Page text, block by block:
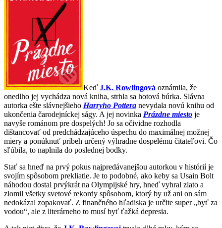
Keď J.K. Rowlingová oznámila, že
onedlho jej vychádza nová kniha, strhla sa hotová búrka. Slávna
autorka ešte slávnejšieho Harryho Pottera nevydala novú knihu od
ukončenia čarodejníckej ságy. A jej novinka Prázdne miesto je
navyše románom pre dospelých! Jo sa očividne rozhodla
dištancovať od predchádzajúceho úspechu do maximálnej možnej
miery a ponúknuť príbeh určený výhradne dospelému čitateľovi. Čo
sľúbila, to naplnila do poslednej bodky.
Stať sa hneď na prvý pokus najpredávanejšou autorkou v histórií je
svojím spôsobom prekliatie. Je to podobné, ako keby sa Usain Bolt
náhodou dostal prvýkrát na Olympijské hry, hneď vyhral zlato a
zlomil všetky svetové rekordy spôsobom, ktorý by už ani on sám
nedokázal zopakovať. Z finančného hľadiska je určite super „byť za
vodou“, ale z literárneho to musí byť ťažká depresia.